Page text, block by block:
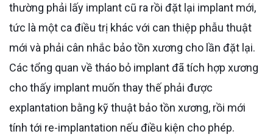
thường phải lấy implant cũ ra rồi đặt lại implant mới,
tức là một ca điều trị khác với can thiệp phẫu thuật
mới và phải cân nhắc bảo tồn xương cho lần đặt lại.
Các tổng quan về tháo bỏ implant đã tích hợp xương
cho thấy implant muốn thay thế phải được
explantation bằng kỹ thuật bảo tồn xương, rồi mới
tính tới re-implantation nếu điều kiện cho phép.